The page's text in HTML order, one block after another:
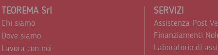
TEOREMA Srl
Chi siamo
Dove siamo
Lavora con noi
SERVIZI
Assistenza Post
Finanziamenti
Laboratorio di